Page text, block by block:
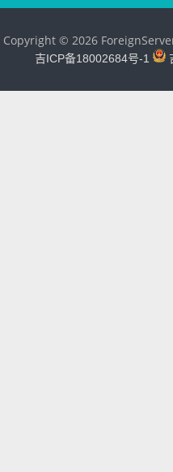
Copyright © 2026
吉ICP备18002684号-1